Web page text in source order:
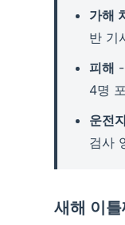
가해
반 기
피해
4명
운전
검사
새해 이